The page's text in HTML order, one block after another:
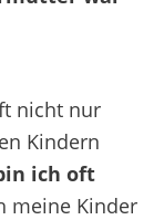
nicht nur
Kindern
ich oft
meine Kinder